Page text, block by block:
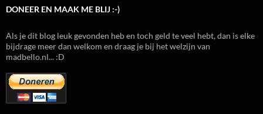
DONEER EN MAAK ME BLIJ :-)
Als je dit blog leuk gevonden heb en toch geld te veel hebt, dan is elke
bijdrage meer dan welkom en draag je bij het welzijn van
madbello.nl... :D